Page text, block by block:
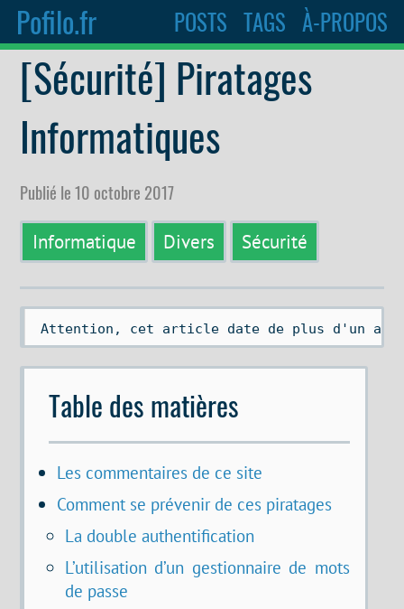
Pofilo.fr POSTS TAGS À-PROPOS
[Sécurité] Piratages
Informatiques
Publié le 10 octobre 2017
Informatique Divers Sécurité
Attention, cet article date de plus d'un
Table des matières
Les commentaires de ce site
Comment se prévenir de ces piratages
La double authentification
L’utilisation d’un gestionnaire de mots
de passe